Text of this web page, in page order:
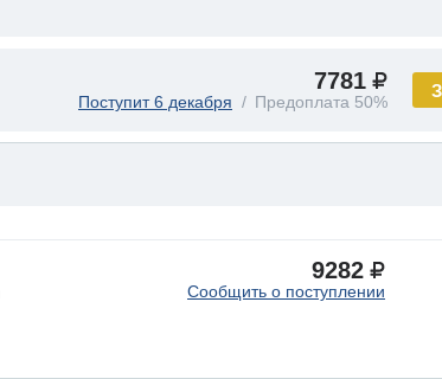
7781
Поступит 6 декабря Предоплата 50%
9282
Сообщить о поступлении